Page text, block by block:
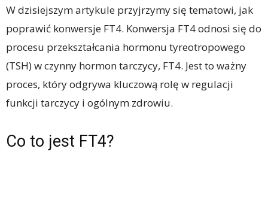
W dzisiejszym artykule przyjrzymy się tematowi, jak
poprawić konwersje FT4. Konwersja FT4 odnosi się do
procesu przekształcania hormonu tyreotropowego
(TSH) w czynny hormon tarczycy, FT4. Jest to ważny
proces, który odgrywa kluczową rolę w regulacji
funkcji tarczycy i ogólnym zdrowiu.
Co to jest FT4?